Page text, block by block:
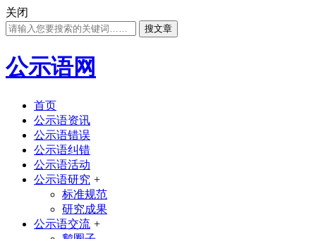
关闭
搜文章
公示语网
首页
公示语资讯
公示语错误
公示语纠错
公示语活动
公示语研究 +
标准规范
研究成果
公示语交流 +